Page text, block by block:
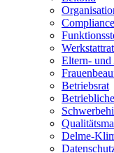
Compliance
Werkstattrat
Eltern- und
Betriebsrat
Delme-